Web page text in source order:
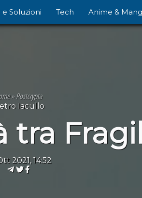
e Soluzioni Tech Anime &
»Postcrypta
Iacullo
tra
2021, 14:52